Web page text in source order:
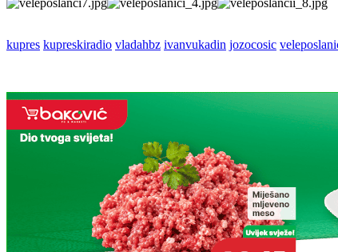
kupres kupreskiradio vladahbz ivanvukadin jozocosic